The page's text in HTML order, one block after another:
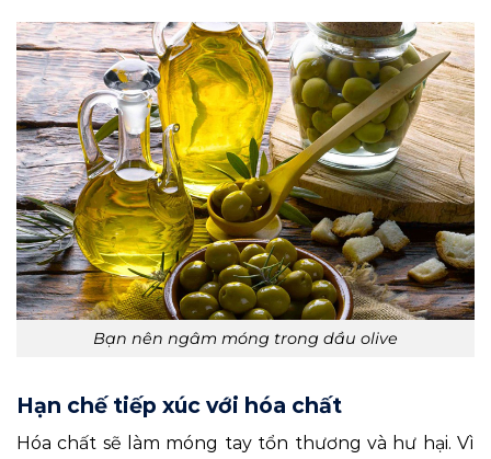
Bạn nên ngâm móng trong dầu olive
Hạn chế tiếp xúc với hóa chất
Hóa chất sẽ làm móng tay tổn thương và hư hại. Vì